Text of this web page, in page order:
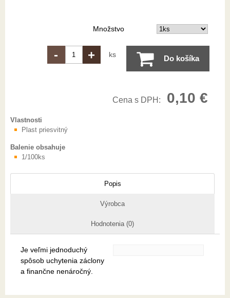
Množstvo
- + ks Do košíka
Cena s DPH: 0,10 €
Vlastnosti
Plast priesvitný
Balenie obsahuje
1/100ks
Popis
Výrobca
Hodnotenia (0)
Je veľmi jednoduchý
spôsob uchytenia záclony
a finančne nenáročný.